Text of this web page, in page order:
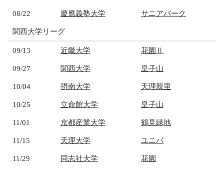
08/22 慶應義塾大学 サニアパーク
関西大学リーグ
09/13 近畿大学 花園Ⅱ
09/27 関西大学 皇子山
10/04 摂南大学 天理親里
10/25 立命館大学 皇子山
11/01 京都産業大学 鶴見緑地
11/15 天理大学 ユニバ
11/29 同志社大学 花園